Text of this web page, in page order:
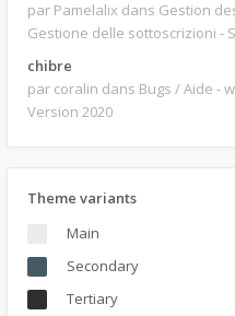
par Pamelalix dans Gestion
Gestione delle sottoscrizioni -
chibre
par coralin dans Bugs / Aide -
Version 2020
Theme variants
Main
Secondary
Tertiary